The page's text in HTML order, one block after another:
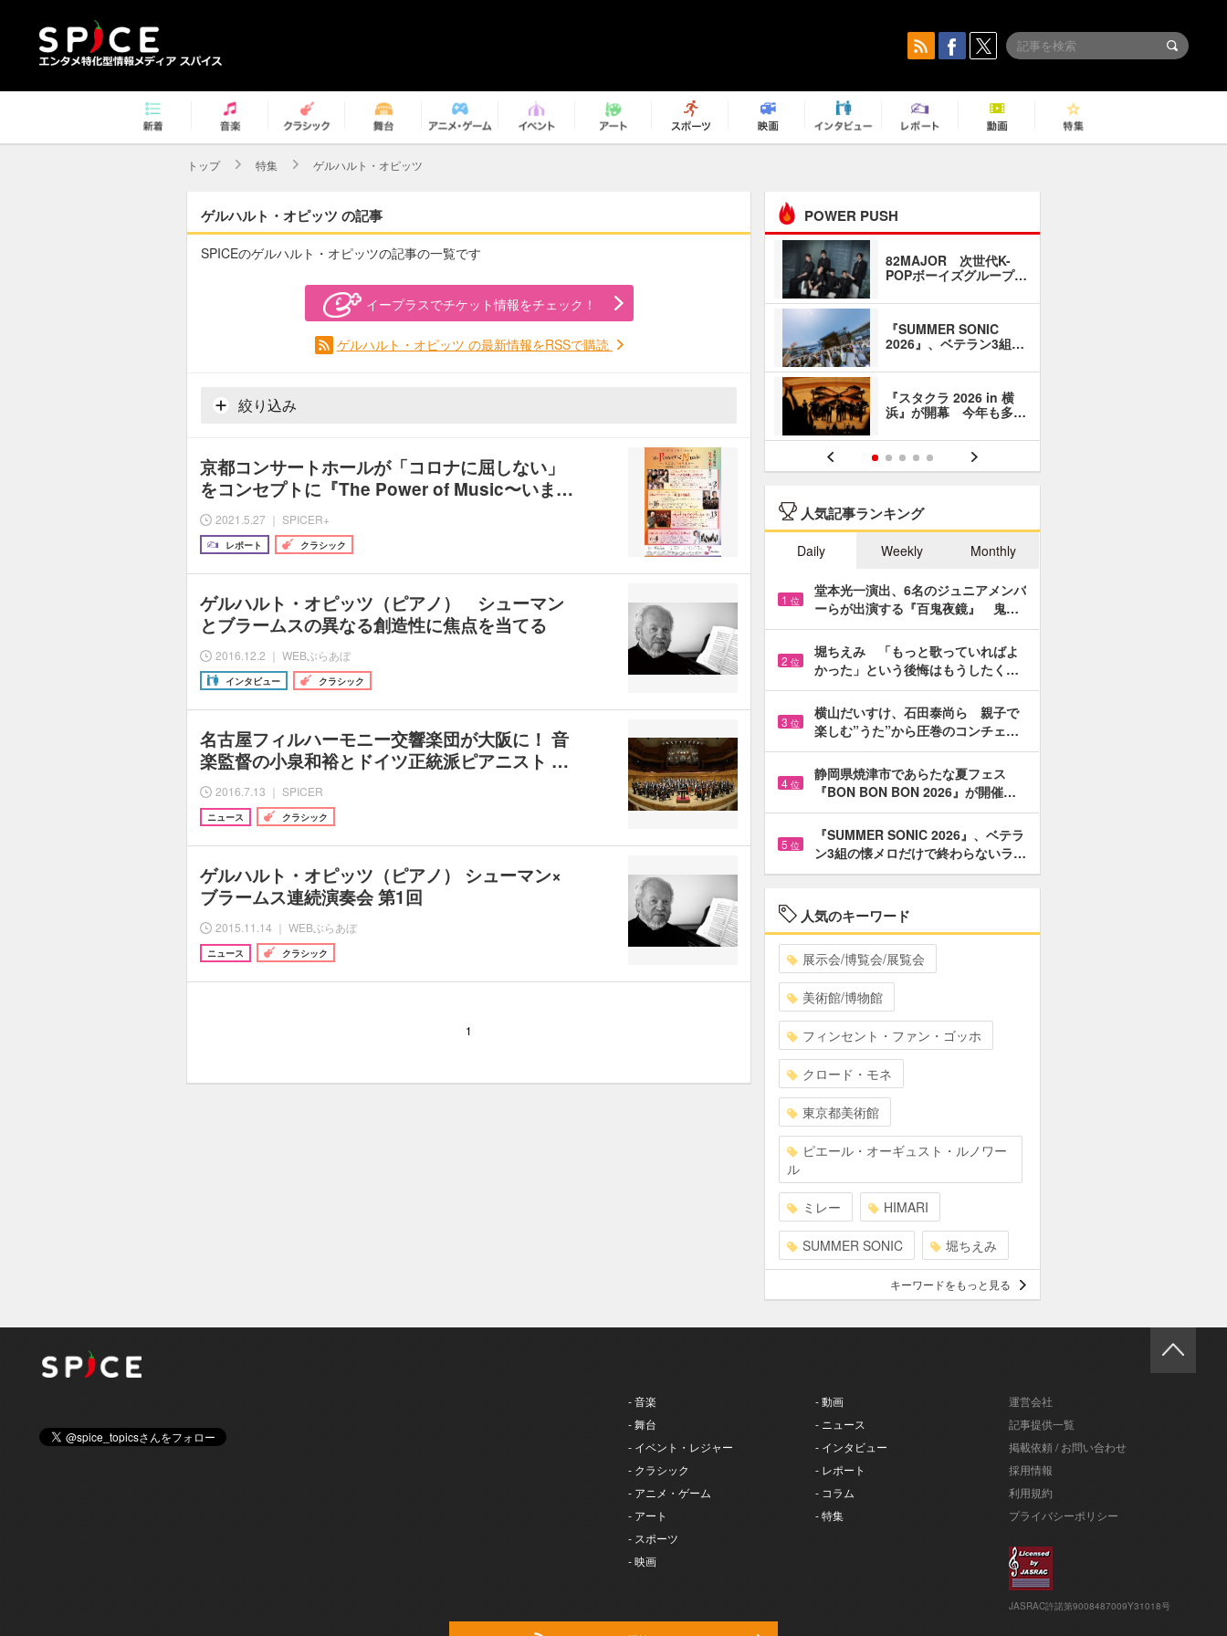
トップ 特集 ゲルハルト・オピッツ
ゲルハルト・オピッツ の記事
SPICEのゲルハルト・オピッツの記事の一覧です
イープラスでチケット情報をチェック！
ゲルハルト・オピッツ の最新情報をRSSで購読
絞り込み
京都コンサートホールが「コロナに屈しない」
をコンセプトに『The Power of Music〜いま…
2021.5.27 ｜ SPICER+
レポート クラシック
ゲルハルト・オピッツ（ピアノ） シューマン
とブラームスの異なる創造性に焦点を当てる
2016.12.2 ｜ WEBぶらあぼ
インタビュー クラシック
名古屋フィルハーモニー交響楽団が大阪に！ 音
楽監督の小泉和裕とドイツ正統派ピアニスト …
2016.7.13 ｜ SPICER
ニュース クラシック
ゲルハルト・オピッツ（ピアノ） シューマン×
ブラームス連続演奏会 第1回
2015.11.14 ｜ WEBぶらあぼ
ニュース クラシック
1
POWER PUSH
ｎｄ ｃｌｕｂ
82MAJOR 次世代K-
POPボーイズグループ…
『SUMMER SONIC
2026』、ベテラン3組…
『スタクラ 2026 in 横
浜』が開幕 今年も多…
人気記事ランキング
Daily Weekly Monthly
1 位
堂本光一演出、6名のジュニアメンバ
ーらが出演する『百鬼夜鏡』 鬼…
2 位
堀ちえみ 「もっと歌っていればよ
かった」という後悔はもうしたく…
3 位
横山だいすけ、石田泰尚ら 親子で
楽しむ”うた”から圧巻のコンチェ…
4 位
静岡県焼津市であらたな夏フェス
『BON BON BON 2026』が開催…
5 位
『SUMMER SONIC 2026』、ベテラ
ン3組の懐メロだけで終わらないラ…
人気のキーワード
展示会/博覧会/展覧会
美術館/博物館
フィンセント・ファン・ゴッホ
クロード・モネ
東京都美術館
ピエール・オーギュスト・ルノワー
ル
ミレー HIMARI
SUMMER SONIC 堀ちえみ
キーワードをもっと見る
- 音楽
- 舞台
- イベント・レジャー
- クラシック
- アニメ・ゲーム
- アート
- スポーツ
- 映画
- 動画
- ニュース
- インタビュー
- レポート
- コラム
- 特集
運営会社
記事提供一覧
掲載依頼 / お問い合わせ
採用情報
利用規約
プライバシーポリシー
JASRAC許諾第9008487009Y31018号